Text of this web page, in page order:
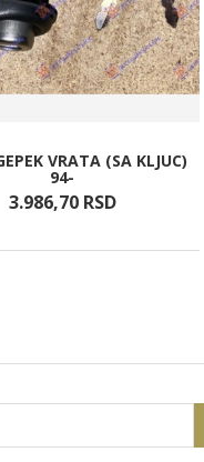
VRATA (SA KLJUC)
94-
3.986,70 RSD